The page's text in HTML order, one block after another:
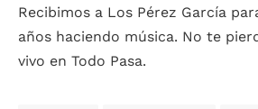
Recibimos a Los Pérez García
años haciendo música. No te
vivo en Todo Pasa.